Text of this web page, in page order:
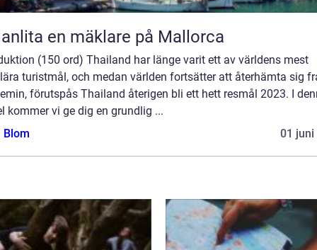
en mäklare på Mallorca
(150 ord) Thailand har länge varit ett av världens mest
turistmål, och medan världen fortsätter att återhämta sig
förutspås Thailand återigen bli ett hett resmål 2023. I
kommer vi ge dig en grundlig ...
Blom
01 juni